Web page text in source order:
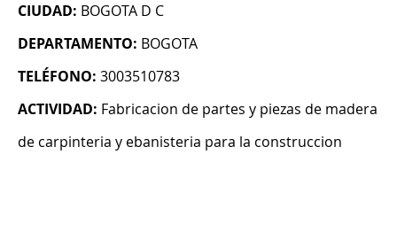
CIUDAD: BOGOTA D C
DEPARTAMENTO: BOGOTA
TELÉFONO: 3003510783
ACTIVIDAD: Fabricacion de partes y piezas de madera
de carpinteria y ebanisteria para la construccion